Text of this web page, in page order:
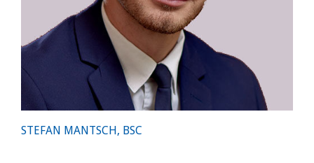
STEFAN MANTSCH, BSC